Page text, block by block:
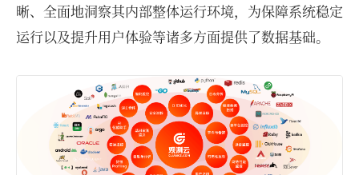
晰、全面地洞察其内部整体运行环境，为保障系统稳定
运行以及提升用户体验等诸多方面提供了数据基础。